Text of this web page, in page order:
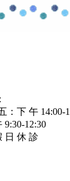
：下 午 14:00-
9:30-12:30
日 休 診